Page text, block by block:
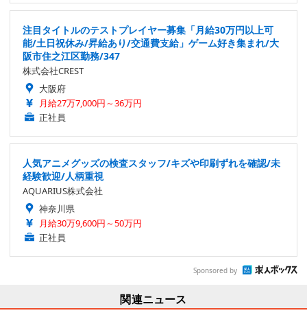
注目タイトルのテストプレイヤー募集「月給30万円以上可
能/土日祝休み/昇給あり/交通費支給」ゲーム好き集まれ/大
阪市住之江区勤務/347
株式会社CREST
大阪府
月給27万7,000円～36万円
正社員
人気アニメグッズの検査スタッフ/キズや印刷ずれを確認/未
経験歓迎/人柄重視
AQUARIUS株式会社
神奈川県
月給30万9,600円～50万円
正社員
Sponsored by
関連ニュース